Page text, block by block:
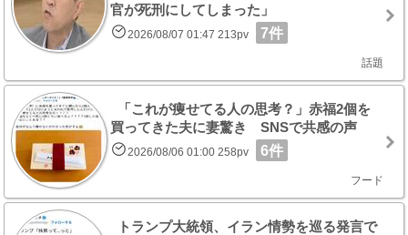
官が死刑にしてしまった」
2026/08/07 01:47 213pv 7件
話題
「これが痩せてる人の思考？」赤福2個を
買ってきた夫に妻驚き SNSで共感の声
2026/08/06 01:00 258pv 6件
フード
トランプ大統領、イラン情勢を巡る発言で